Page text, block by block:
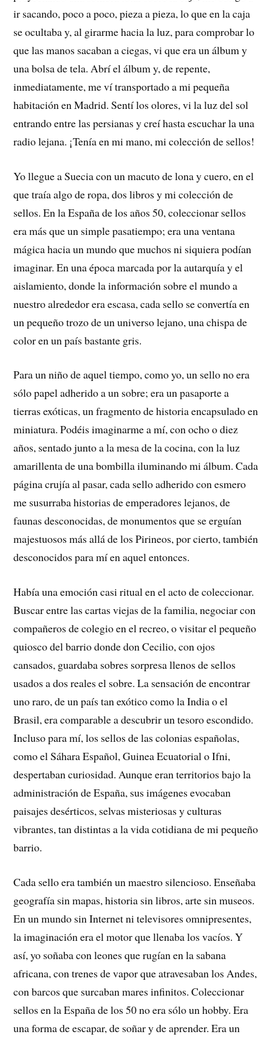
ir sacando, poco a poco, pieza a pieza, lo que en la caja
se ocultaba y, al girarme hacia la luz, para comprobar lo
que las manos sacaban a ciegas, vi que era un álbum y
una bolsa de tela. Abrí el álbum y, de repente,
inmediatamente, me ví transportado a mi pequeña
habitación en Madrid. Sentí los olores, vi la luz del sol
entrando entre las persianas y creí hasta escuchar la una
radio lejana. ¡Tenía en mi mano, mi colección de sellos!
Yo llegue a Suecia con un macuto de lona y cuero, en el
que traía algo de ropa, dos libros y mi colección de
sellos. En la España de los años 50, coleccionar sellos
era más que un simple pasatiempo; era una ventana
mágica hacia un mundo que muchos ni siquiera podían
imaginar. En una época marcada por la autarquía y el
aislamiento, donde la información sobre el mundo a
nuestro alrededor era escasa, cada sello se convertía en
un pequeño trozo de un universo lejano, una chispa de
color en un país bastante gris.
Para un niño de aquel tiempo, como yo, un sello no era
sólo papel adherido a un sobre; era un pasaporte a
tierras exóticas, un fragmento de historia encapsulado en
miniatura. Podéis imaginarme a mí, con ocho o diez
años, sentado junto a la mesa de la cocina, con la luz
amarillenta de una bombilla iluminando mi álbum. Cada
página crujía al pasar, cada sello adherido con esmero
me susurraba historias de emperadores lejanos, de
faunas desconocidas, de monumentos que se erguían
majestuosos más allá de los Pirineos, por cierto, también
desconocidos para mí en aquel entonces.
Había una emoción casi ritual en el acto de coleccionar.
Buscar entre las cartas viejas de la familia, negociar con
compañeros de colegio en el recreo, o visitar el pequeño
quiosco del barrio donde don Cecilio, con ojos
cansados, guardaba sobres sorpresa llenos de sellos
usados a dos reales el sobre. La sensación de encontrar
uno raro, de un país tan exótico como la India o el
Brasil, era comparable a descubrir un tesoro escondido.
Incluso para mí, los sellos de las colonias españolas,
como el Sáhara Español, Guinea Ecuatorial o Ifni,
despertaban curiosidad. Aunque eran territorios bajo la
administración de España, sus imágenes evocaban
paisajes desérticos, selvas misteriosas y culturas
vibrantes, tan distintas a la vida cotidiana de mi pequeño
barrio.
Cada sello era también un maestro silencioso. Enseñaba
geografía sin mapas, historia sin libros, arte sin museos.
En un mundo sin Internet ni televisores omnipresentes,
la imaginación era el motor que llenaba los vacíos. Y
así, yo soñaba con leones que rugían en la sabana
africana, con trenes de vapor que atravesaban los Andes,
con barcos que surcaban mares infinitos. Coleccionar
sellos en la España de los 50 no era sólo un hobby. Era
una forma de escapar, de soñar y de aprender. Era un